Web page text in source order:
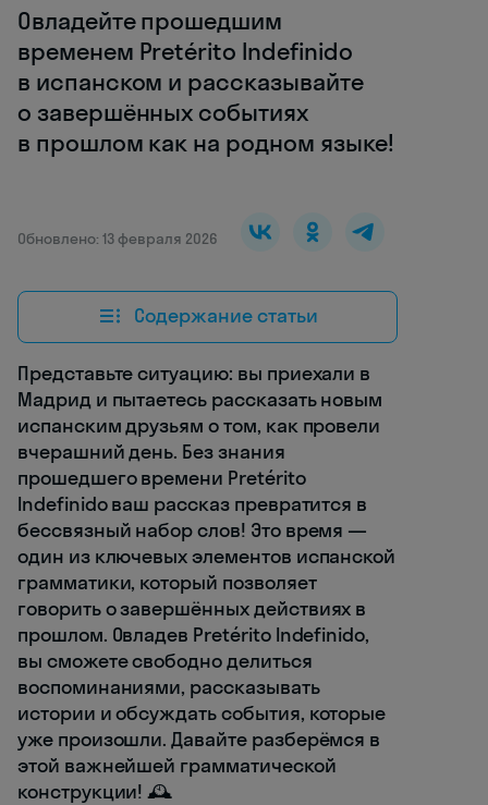
Овладейте прошедшим
временем Pretérito Indefinido
в испанском и рассказывайте
о завершённых событиях
в прошлом как на родном языке!
Обновлено: 13 февраля 2026
Содержание статьи
Представьте ситуацию: вы приехали в
Мадрид и пытаетесь рассказать новым
испанским друзьям о том, как провели
вчерашний день. Без знания
прошедшего времени Pretérito
Indefinido ваш рассказ превратится в
бессвязный набор слов! Это время —
один из ключевых элементов испанской
грамматики, который позволяет
говорить о завершённых действиях в
прошлом. Овладев Pretérito Indefinido,
вы сможете свободно делиться
воспоминаниями, рассказывать
истории и обсуждать события, которые
уже произошли. Давайте разберёмся в
этой важнейшей грамматической
конструкции! 🕰️